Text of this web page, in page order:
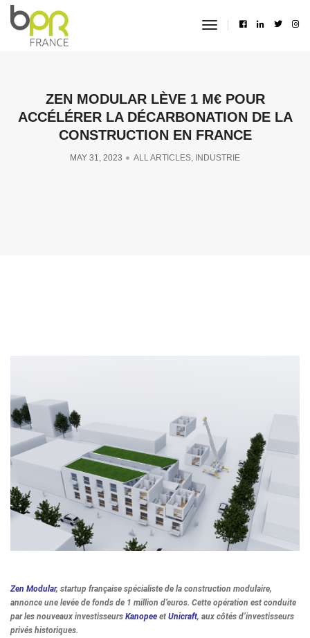
toggle
ZEN MODULAR LÈVE 1 M€ POUR
ACCÉLÉRER LA DÉCARBONATION DE LA
CONSTRUCTION EN FRANCE
MAY 31, 2023 ALL ARTICLES, INDUSTRIE
Zen Modular, startup française spécialiste de la construction modulaire,
annonce une levée de fonds de 1 million d’euros. Cette opération est conduite
par les nouveaux investisseurs Kanopee et Unicraft, aux côtés d’investisseurs
privés historiques.